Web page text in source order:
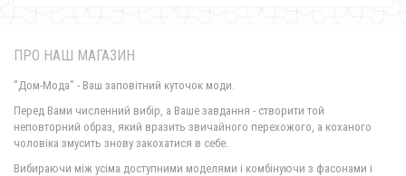
ПРО НАШ МАГАЗИН
"Дом-Мода" - Ваш заповітний куточок моди.
Перед Вами численний вибір, а Ваше завдання - створити той
неповторний образ, який вразить звичайного перехожого, а коханого
чоловіка змусить знову закохатися в себе.
Вибираючи між усіма доступними моделями і комбінуючи з фасонами і